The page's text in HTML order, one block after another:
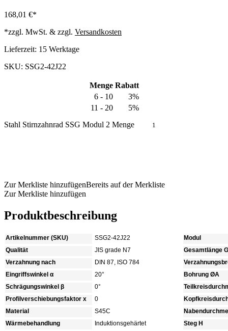
168,01 €
*zzgl. MwSt. & zzgl. Versandkosten
Lieferzeit: 15 Werktage
SKU: SSG2-42J22
Menge Rabatt
6 - 10
3%
11 - 20
5%
Stahl Stirnzahnrad SSG Modul 2 Menge
Zur Merkliste hinzufügenBereits auf der Merkliste
Zur Merkliste hinzufügen
Produktbeschreibung
Artikelnummer (SKU)
SSG2-42J22
Qualität
JIS grade N7
Verzahnung nach
DIN 87, ISO 784
Eingriffswinkel α
20°
Schrägungswinkel β
0°
Profilverschiebungsfaktor x
0
Material
S45C
Wärmebehandlung
Induktionsgehärtet
Modul
Gesamtlänge G
Bohrung ØA
Steg H